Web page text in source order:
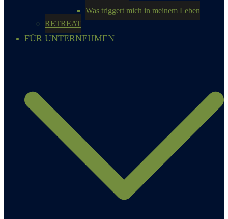
Was triggert mich in meinem Leben
RETREAT
FÜR UNTERNEHMEN